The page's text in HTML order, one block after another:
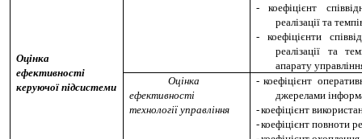
Оцінка
ефективності
керуючої підсистеми
-
коефіцієнт
реалізації та
-
коефіцієнти
реалізації та
апарату
Оцінка
ефективності
технології управління
- коефіцієнт
джерелами
-коефіцієнт
-коефіцієнт повноти